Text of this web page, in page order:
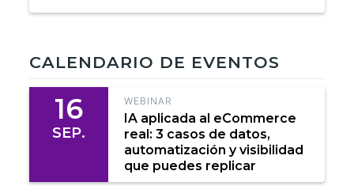
CALENDARIO DE EVENTOS
16
SEP.
WEBINAR
IA aplicada al eCommerce
real: 3 casos de datos,
automatización y visibilidad
que puedes replicar